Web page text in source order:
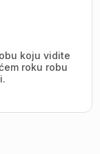
koju vidite
roku robu